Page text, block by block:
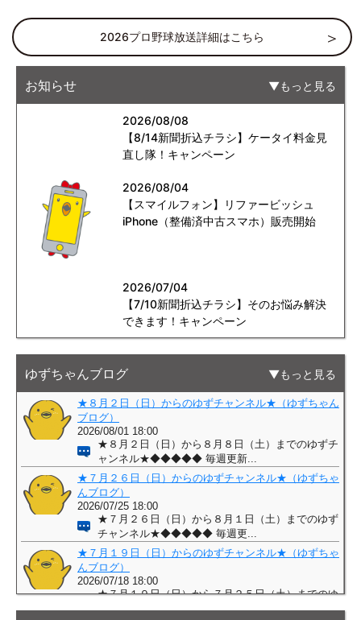
2026プロ野球放送詳細はこちら
お知らせ もっと見る
2026/08/08
【8/14新聞折込チラシ】ケータイ料金見
直し隊！キャンペーン
2026/08/04
【スマイルフォン】リファービッシュ
iPhone（整備済中古スマホ）販売開始
2026/07/04
【7/10新聞折込チラシ】そのお悩み解決
できます！キャンペーン
ゆずちゃんブログ もっと見る